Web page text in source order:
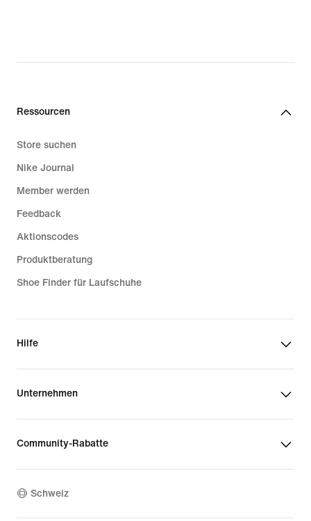
Ressourcen
Store suchen
Nike Journal
Member werden
Feedback
Aktionscodes
Produktberatung
Shoe Finder für Laufschuhe
Hilfe
Unternehmen
Community-Rabatte
Schweiz